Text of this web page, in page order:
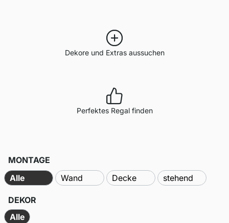
Dekore und Extras aussuchen
Perfektes Regal finden
MONTAGE
Alle
Wand Decke stehend
DEKOR
Alle